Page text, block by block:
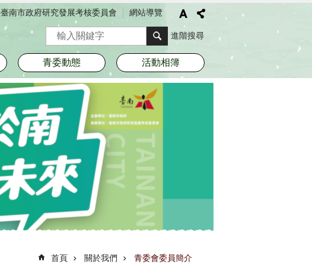
臺南市政府研究發展考核委員會 網站導覽
搜尋 進階搜尋
青委動態 活動相簿
首頁 關於我們 青委會委員簡介